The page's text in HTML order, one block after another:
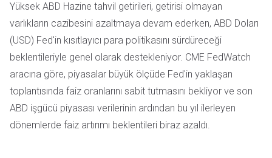
Yüksek ABD Hazine tahvil getirileri, getirisi olmayan
varlıkların cazibesini azaltmaya devam ederken, ABD Doları
(USD) Fed'in kısıtlayıcı para politikasını sürdüreceği
beklentileriyle genel olarak destekleniyor. CME FedWatch
aracına göre, piyasalar büyük ölçüde Fed'in yaklaşan
toplantısında faiz oranlarını sabit tutmasını bekliyor ve son
ABD işgücü piyasası verilerinin ardından bu yıl ilerleyen
dönemlerde faiz artırımı beklentileri biraz azaldı.